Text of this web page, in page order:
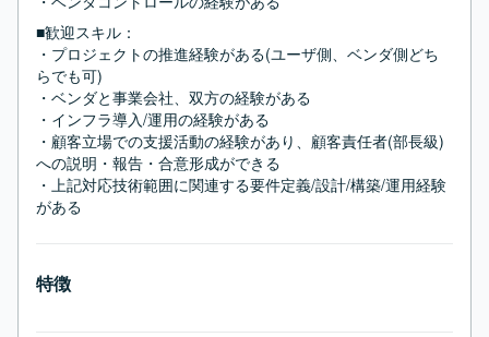
■歓迎スキル：
・プロジェクトの推進経験がある(ユーザ側、ベンダ側どち
らでも可)
・ベンダと事業会社、双方の経験がある
・インフラ導入/運用の経験がある
・顧客立場での支援活動の経験があり、顧客責任者(部長級)
への説明・報告・合意形成ができる
・上記対応技術範囲に関連する要件定義/設計/構築/運用経験
がある
特徴